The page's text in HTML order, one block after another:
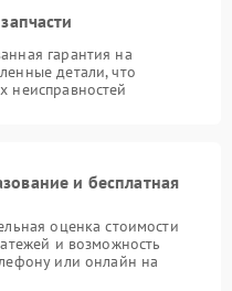
гарантия на
детали, что
неисправностей
и бесплатная
оценка стоимости
и возможность
или онлайн на